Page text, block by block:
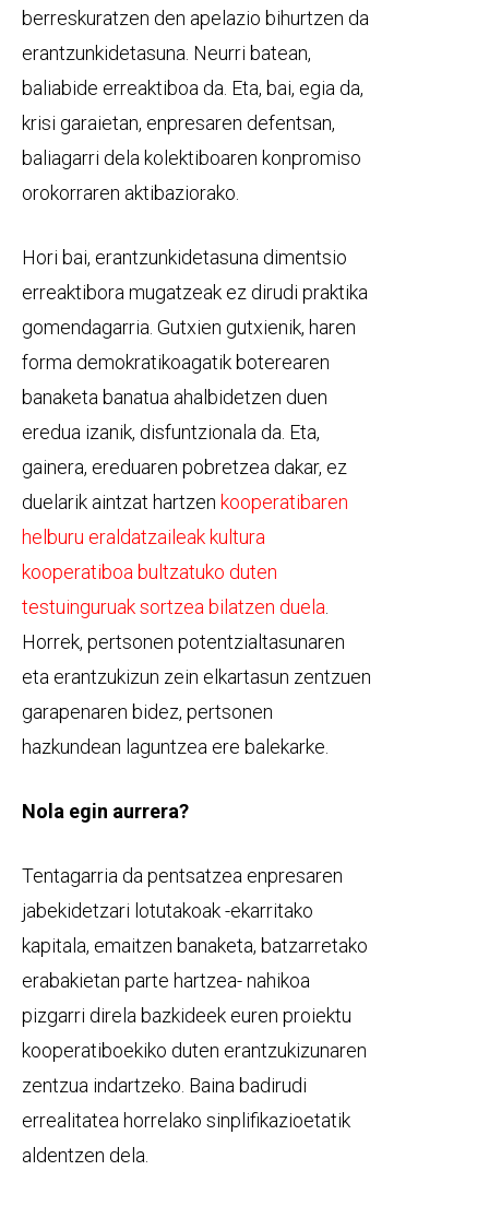
berreskuratzen den apelazio bihurtzen da
erantzunkidetasuna. Neurri batean,
baliabide erreaktiboa da. Eta, bai, egia da,
krisi garaietan, enpresaren defentsan,
baliagarri dela kolektiboaren konpromiso
orokorraren aktibaziorako.
Hori bai, erantzunkidetasuna dimentsio
erreaktibora mugatzeak ez dirudi praktika
gomendagarria. Gutxien gutxienik, haren
forma demokratikoagatik boterearen
banaketa banatua ahalbidetzen duen
eredua izanik, disfuntzionala da. Eta,
gainera, ereduaren pobretzea dakar, ez
duelarik aintzat hartzen kooperatibaren
helburu eraldatzaileak kultura
kooperatiboa bultzatuko duten
testuinguruak sortzea bilatzen duela
Horrek, pertsonen potentzialtasunaren
eta erantzukizun zein elkartasun zentzuen
garapenaren bidez, pertsonen
hazkundean laguntzea ere balekarke.
Nola egin aurrera?
Tentagarria da pentsatzea enpresaren
jabekidetzari lotutakoak -ekarritako
kapitala, emaitzen banaketa, batzarretako
erabakietan parte hartzea- nahikoa
pizgarri direla bazkideek euren proiektu
kooperatiboekiko duten erantzukizunaren
zentzua indartzeko. Baina badirudi
errealitatea horrelako sinplifikazioetatik
aldentzen dela.